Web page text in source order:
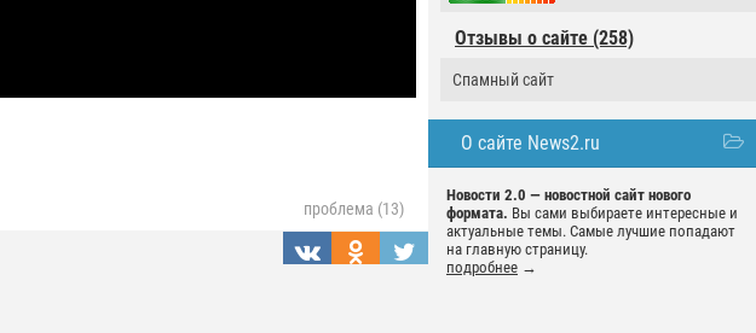
Отзывы о сайте (258)
Спамный сайт
О сайте News2.ru
Новости 2.0 — новостной сайт нового
формата. Вы сами выбираете интересные и
актуальные темы. Самые лучшие попадают
на главную страницу.
подробнее →
проблема (13)